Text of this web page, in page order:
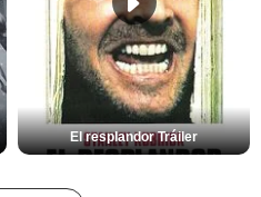
El resplandor Tráiler